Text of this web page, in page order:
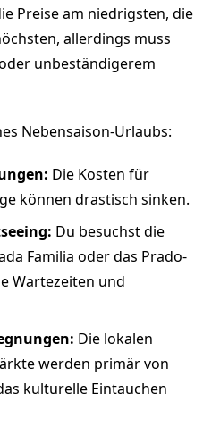
Preise am niedrigsten, die
allerdings muss
unbeständigerem
Nebensaison-Urlaubs:
Die Kosten für
können drastisch sinken.
Du besuchst die
Familia oder das Prado-
Wartezeiten und
Die lokalen
werden primär von
kulturelle Eintauchen